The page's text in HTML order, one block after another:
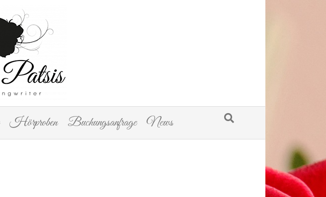
Hörproben Buchungsanfrage News